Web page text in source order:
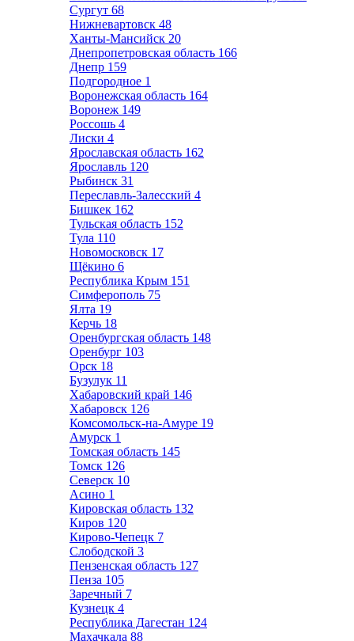
Сургут 68
Нижневартовск 48
Ханты-Мансийск 20
Днепропетровская область 166
Днепр 159
Подгородное 1
Воронежская область 164
Воронеж 149
Россошь 4
Лиски 4
Ярославская область 162
Ярославль 120
Рыбинск 31
Переславль-Залесский 4
Бишкек 162
Тульская область 152
Тула 110
Новомосковск 17
Щёкино 6
Республика Крым 151
Симферополь 75
Ялта 19
Керчь 18
Оренбургская область 148
Оренбург 103
Орск 18
Бузулук 11
Хабаровский край 146
Хабаровск 126
Комсомольск-на-Амуре 19
Амурск 1
Томская область 145
Томск 126
Северск 10
Асино 1
Кировская область 132
Киров 120
Кирово-Чепецк 7
Слободской 3
Пензенская область 127
Пенза 105
Заречный 7
Кузнецк 4
Республика Дагестан 124
Махачкала 88